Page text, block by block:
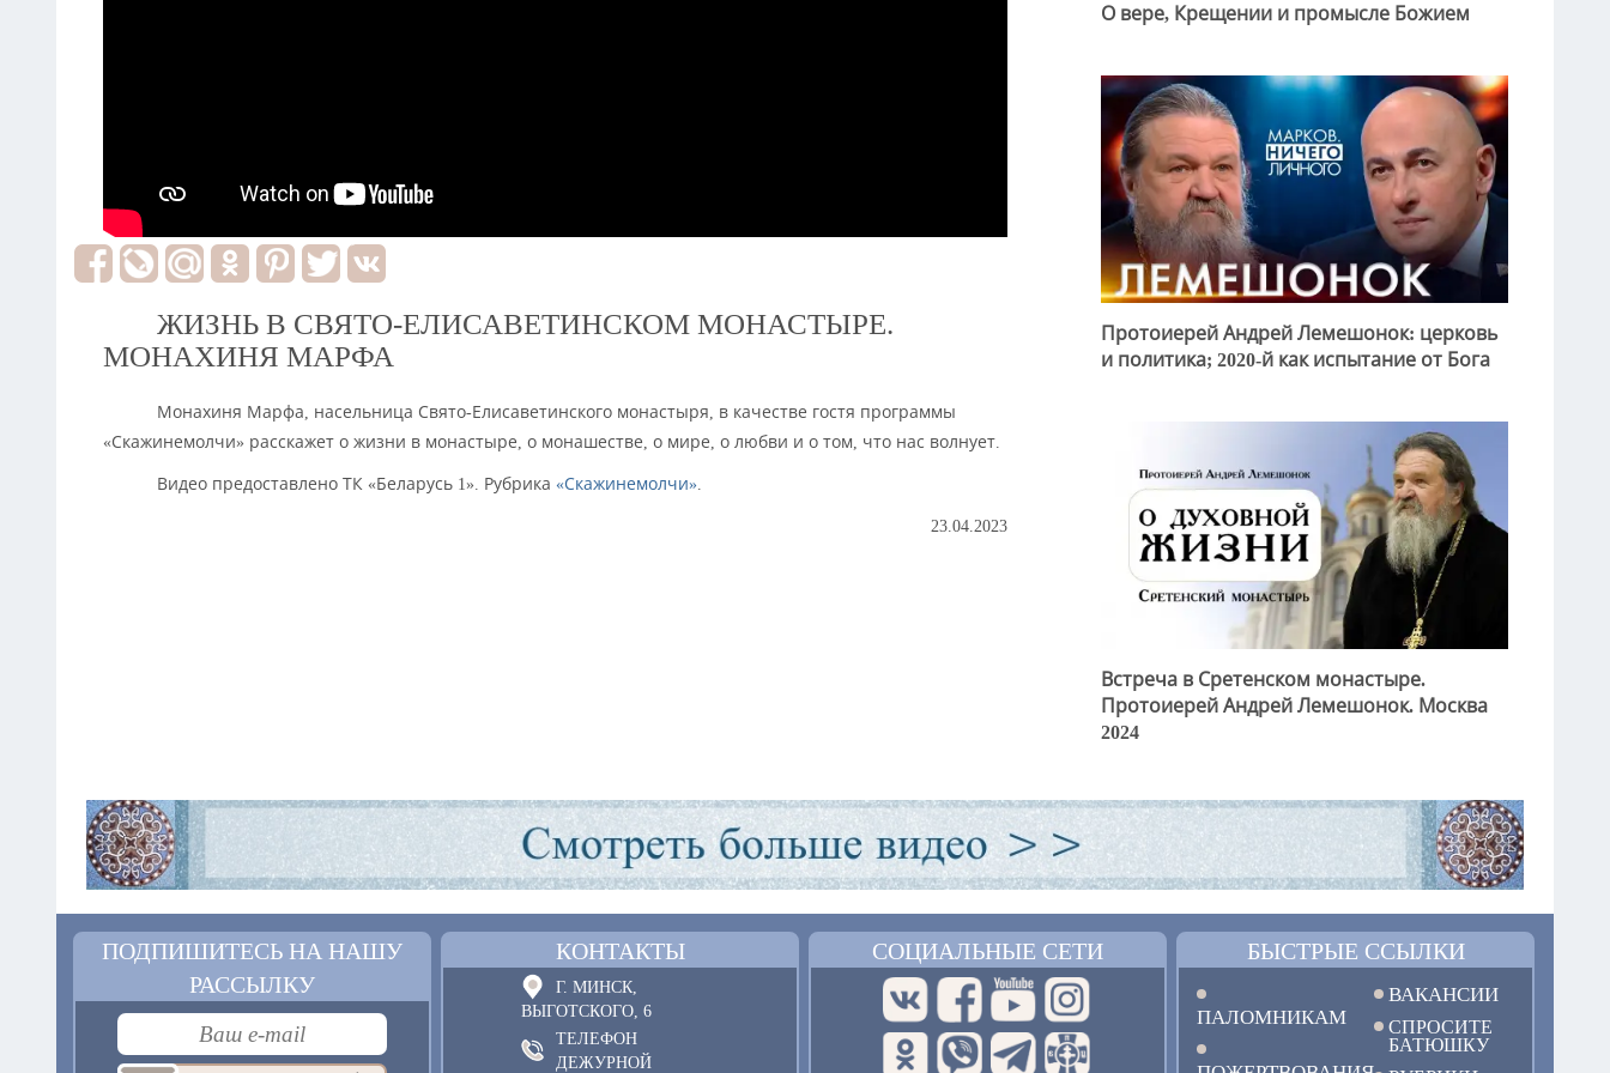
ЖИЗНЬ В СВЯТО-ЕЛИСАВЕТИНСКОМ МОНАСТЫРЕ.
МОНАХИНЯ МАРФА
Монахиня Марфа, насельница Свято-Елисаветинского монастыря, в качестве гостя программы
«Скажинемолчи» расскажет о жизни в монастыре, о монашестве, о мире, о любви и о том, что нас волнует.
Видео предоставлено ТК «Беларусь 1». Рубрика«Скажинемолчи».
23.04.2023
О вере, Крещении и промысле Божием
Протоиерей Андрей Лемешонок: церковь
и политика; 2020-й как испытание от Бога
Встреча в Сретенском монастыре.
Протоиерей Андрей Лемешонок. Москва
2024
ПОДПИШИТЕСЬ НА НАШУ
РАССЫЛКУ
КОНТАКТЫ
Г. МИНСК,
ВЫГОТСКОГО, 6
ТЕЛЕФОН
ДЕЖУРНОЙ
СОЦИАЛЬНЫЕ СЕТИ БЫСТРЫЕ ССЫЛКИ
ПАЛОМНИКАМ
ВАКАНСИИ
СПРОСИТЕ
БАТЮШКУ